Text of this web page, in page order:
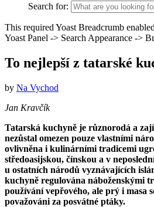
Search for:
This required Yoast Breadcrumb
Yoast Panel -> Search Appearance ->
To nejlepší z tatarské
by Na Vychod
Jan Kravčík
Tatarská kuchyně je různorodá a
nezůstal omezen pouze vlastními
ovlivněna i kulinárními tradicemi
středoasijskou, čínskou a v
u ostatních národů vyznávajících
kuchyně regulována náboženskými
používání vepřového, ale prý i masa
považováni za posvátné ptáky.